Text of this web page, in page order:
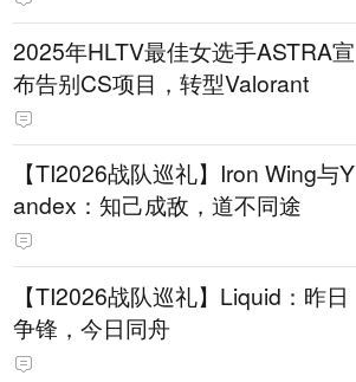
2025年HLTV最佳女选手ASTRA宣
布告别CS项目，转型Valorant
【TI2026战队巡礼】Iron Wing与Y
andex：知己成敌，道不同途
【TI2026战队巡礼】Liquid：昨日
争锋，今日同舟